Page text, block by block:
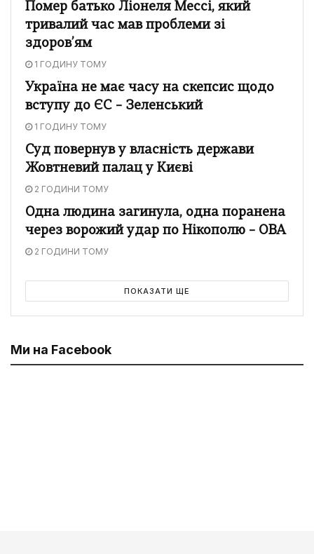
Помер батько Ліонеля Мессі, який
тривалий час мав проблеми зі
здоров’ям
1 ГОДИНУ ТОМУ
Україна не має часу на скепсис щодо
вступу до ЄС – Зеленський
1 ГОДИНУ ТОМУ
Суд повернув у власність держави
Жовтневий палац у Києві
2 ГОДИНИ ТОМУ
Одна людина загинула, одна поранена
через ворожий удар по Нікополю – ОВА
2 ГОДИНИ ТОМУ
ПОКАЗАТИ ЩЕ
Ми на Facebook